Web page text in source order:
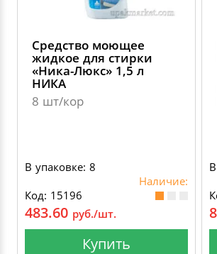
Средство моющее
жидкое для стирки
«Ника-Люкс» 1,5 л
НИКА
8 шт/кор
В упаковке: 8
Наличие:
Код: 15196
483.60 руб./шт.
Купить